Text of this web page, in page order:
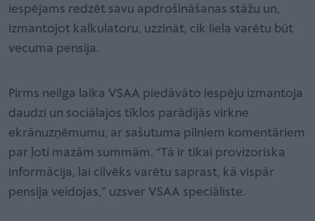
iespējams redzēt savu apdrošināšanas stāžu un,
izmantojot kalkulatoru, uzzināt, cik liela varētu būt
vecuma pensija.
Pirms neilga laika VSAA piedāvāto iespēju izmantoja
daudzi un sociālajos tīklos parādījās virkne
ekrānuzņēmumu, ar sašutuma pilniem komentāriem
par ļoti mazām summām. “Tā ir tikai provizoriska
informācija, lai cilvēks varētu saprast, kā vispār
pensija veidojas,” uzsver VSAA speciāliste.